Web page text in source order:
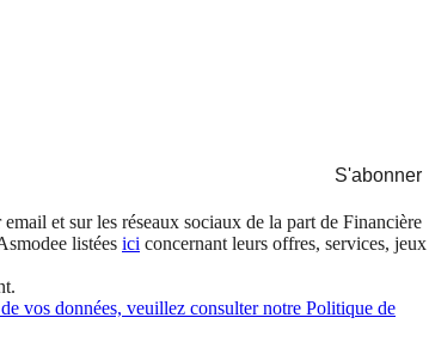
S'abonner
et sur les réseaux sociaux de la part de Financière
listées ici concernant leurs offres, services,
vos données, veuillez consulter notre Politique de